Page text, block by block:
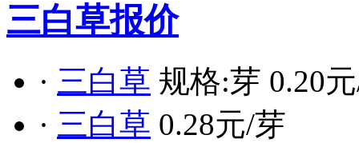
三白草报价
· 三白草 规格:芽 0.20
· 三白草 0.28元/芽